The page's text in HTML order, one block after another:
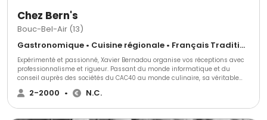
Chez Bern's
Bouc-Bel-Air (13)
Gastronomique • Cuisine régionale • Français Traditionnel
Expérimenté et passionné, Xavier Bernadou organise vos réceptions avec
professionnalisme et rigueur. Passant du monde informatique et du
conseil auprès des sociétés du CAC40 au monde culinaire, sa véritable
passion. Il vous proposera un large choix de prestations haut de gamme
dans une ambiance conviviale et chaleureuse.
2-2000 • N.C.